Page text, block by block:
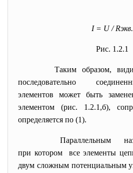
I = U/Rэкв.
Рис. 1.2.1
Таким образом,
последовательно
элементов может быть
элементом (рис. 1.2.1,б),
определяется по (1).
Параллельным
при котором все элементы
двум сложным потенциальным